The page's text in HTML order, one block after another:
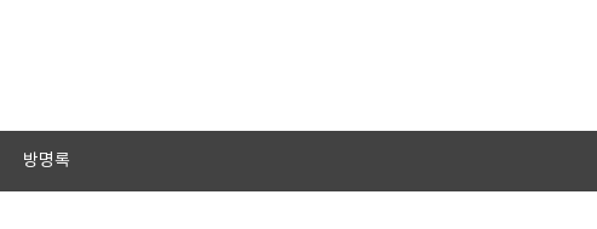
방명록